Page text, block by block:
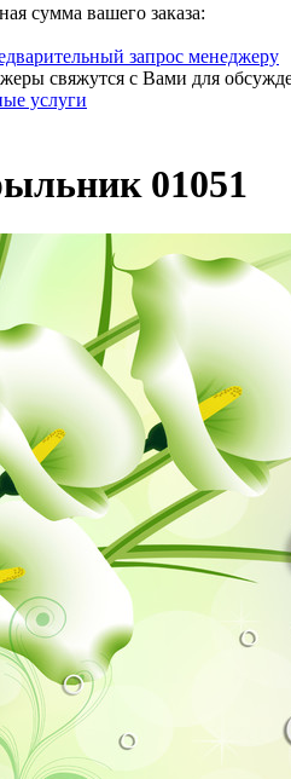
сумма вашего заказа:
запрос менеджеру
свяжутся с Вами для
услуги
01051